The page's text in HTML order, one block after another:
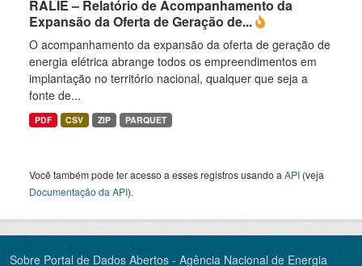
RALIE – Relatório de Acompanhamento da
Expansão da Oferta de Geração de...
O acompanhamento da expansão da oferta de geração de
energia elétrica abrange todos os empreendimentos em
implantação no território nacional, qualquer que seja a
fonte de...
PDF CSV ZIP PARQUET
Você também pode ter acesso a esses registros usando a API (veja
Documentação da API).
Sobre Portal de Dados Abertos - Agência Nacional de Energia